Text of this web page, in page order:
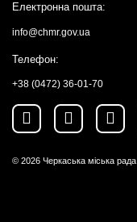
Електронна пошта:
info@chmr.gov.ua
Телефон:
+38 (0472) 36-01-70
© 2026 Черкаська міська рада